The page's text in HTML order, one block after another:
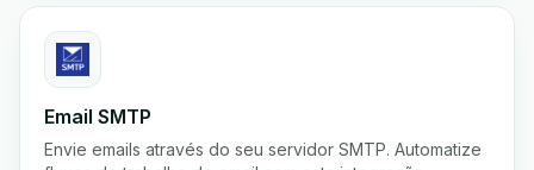
Email SMTP
Envie emails através do seu servidor SMTP. Automatize